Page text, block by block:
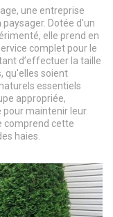
une entreprise
Dotée d'un
elle prend en
complet pour le
d’effectuer la taille
qu'elles soient
essentiels
appropriée,
pour maintenir leur
comprend cette
haies.